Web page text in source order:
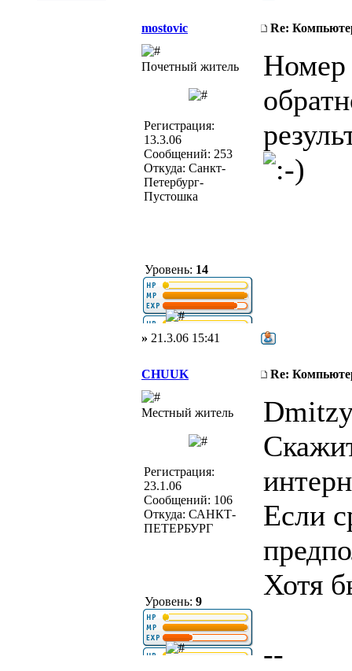
mostovic Re:
Почетный житель
Регистрация:
13.3.06
Сообщений: 253
Откуда: Санкт-
Петербург-
Пустошка
Уровень: 14
Номер
» 21.3.06 15:41
CHUUK Re:
Местный житель
Регистрация:
23.1.06
Сообщений: 106
Откуда: САНКТ-
ПЕТЕРБУРГ
Уровень: 9
Если
Хотя
--